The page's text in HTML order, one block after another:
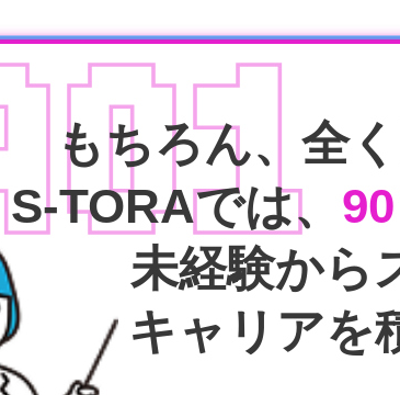
もちろん、全
S-TORAでは、
未経験から
キャリアを